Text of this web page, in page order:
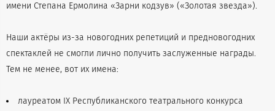
имени Степана Ермолина «Зарни кодзув» («Золотая звезда»).
Наши актёры из-за новогодних репетиций и предновогодних
спектаклей не смогли лично получить заслуженные награды.
Тем не менее, вот их имена:
лауреатом IX Республиканского театрального конкурса